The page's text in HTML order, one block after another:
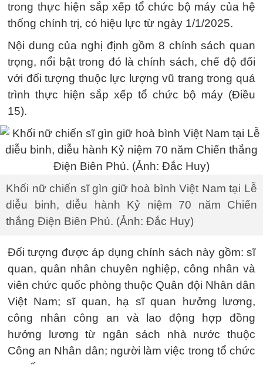
trong thực hiện sắp xếp tổ chức bộ máy của hệ
thống chính trị, có hiệu lực từ ngày 1/1/2025.
Nội dung của nghị định gồm 8 chính sách quan
trọng, nổi bật trong đó là chính sách, chế độ đối
với đối tượng thuộc lực lượng vũ trang trong quá
trình thực hiện sắp xếp tổ chức bộ máy (Điều
15).
Khối nữ chiến sĩ gìn giữ hoà bình Việt Nam tại Lễ
diễu binh, diễu hành Kỷ niệm 70 năm Chiến
thắng Điện Biên Phủ. (Ảnh: Đắc Huy)
Đối tượng được áp dụng chính sách này gồm: sĩ
quan, quân nhân chuyên nghiệp, công nhân và
viên chức quốc phòng thuộc Quân đội Nhân dân
Việt Nam; sĩ quan, hạ sĩ quan hưởng lương,
công nhân công an và lao động hợp đồng
hưởng lương từ ngân sách nhà nước thuộc
Công an Nhân dân; người làm việc trong tổ chức